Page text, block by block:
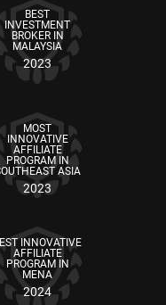
BEST
INVESTMENT
BROKER IN
MALAYSIA
2023
MOST
INNOVATIVE
AFFILIATE
PROGRAM IN
ASIA
2023
INNOVATIVE
AFFILIATE
PROGRAM IN
MENA
2024